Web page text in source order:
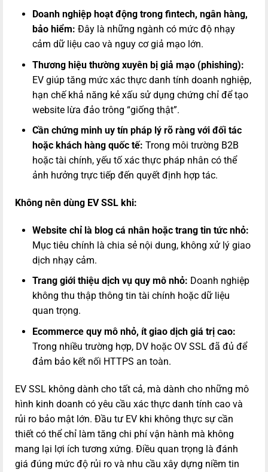
Doanh nghiệp hoạt động trong fintech, ngân hàng,
bảo hiểm: Đây là những ngành có mức độ nhạy
cảm dữ liệu cao và nguy cơ giả mạo lớn.
Thương hiệu thường xuyên bị giả mạo (phishing):
EV giúp tăng mức xác thực danh tính doanh nghiệp,
hạn chế khả năng kẻ xấu sử dụng chứng chỉ để tạo
website lừa đảo trông “giống thật”.
Cần chứng minh uy tín pháp lý rõ ràng với đối tác
hoặc khách hàng quốc tế: Trong môi trường B2B
hoặc tài chính, yếu tố xác thực pháp nhân có thể
ảnh hưởng trực tiếp đến quyết định hợp tác.
Không nên dùng EV SSL khi:
Website chỉ là blog cá nhân hoặc trang tin tức nhỏ:
Mục tiêu chính là chia sẻ nội dung, không xử lý giao
dịch nhạy cảm.
Trang giới thiệu dịch vụ quy mô nhỏ: Doanh nghiệp
không thu thập thông tin tài chính hoặc dữ liệu
quan trọng.
Ecommerce quy mô nhỏ, ít giao dịch giá trị cao:
Trong nhiều trường hợp, DV hoặc OV SSL đã đủ để
đảm bảo kết nối HTTPS an toàn.
EV SSL không dành cho tất cả, mà dành cho những mô
hình kinh doanh có yêu cầu xác thực danh tính cao và
rủi ro bảo mật lớn. Đầu tư EV khi không thực sự cần
thiết có thể chỉ làm tăng chi phí vận hành mà không
mang lại lợi ích tương xứng. Điều quan trọng là đánh
giá đúng mức độ rủi ro và nhu cầu xây dựng niềm tin